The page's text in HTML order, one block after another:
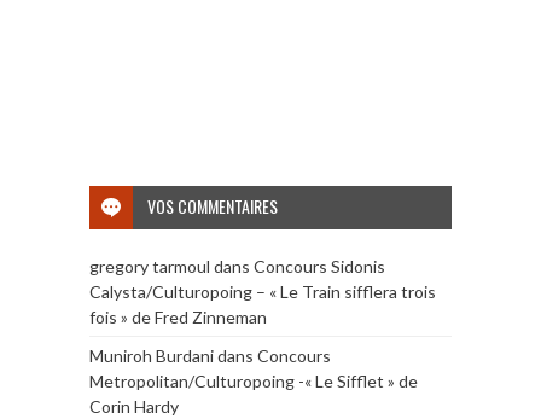
VOS COMMENTAIRES
gregory tarmoul dans Concours Sidonis
Calysta/Culturopoing – « Le Train sifflera trois
fois » de Fred Zinneman
Muniroh Burdanidans Concours
Metropolitan/Culturopoing -« Le Sifflet » de
Corin Hardy